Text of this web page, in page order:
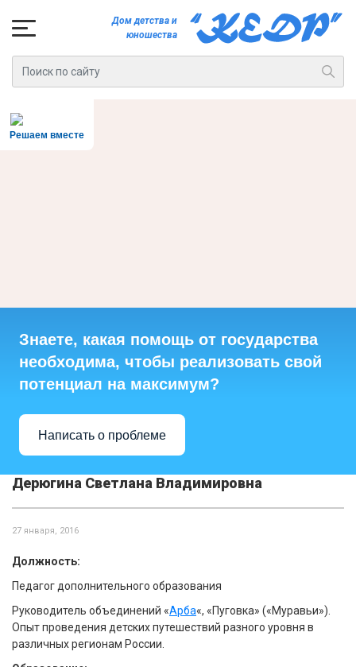
Дом детства и
юношества
Решаем вместе
Знаете, какая помощь от государства
необходима, чтобы реализовать свой
потенциал на максимум?
Написать о проблеме
Дерюгина Светлана Владимировна
27 января, 2016
Должность:
Педагог дополнительного образования
Руководитель объединений «Арба«, «Пуговка» («Муравьи»).
Опыт проведения детских путешествий разного уровня в
различных регионам России.